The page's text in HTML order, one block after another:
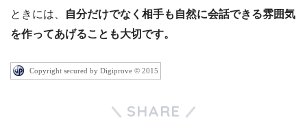
ときには、
自分だけでなく相手も自然に会話できる雰囲気
を作ってあげることも大切です。
Copyright secured by Digiprove © 2015
SHARE